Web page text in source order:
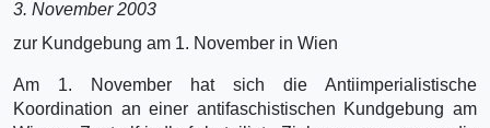
3. November 2003
zur Kundgebung am 1. November in Wien
Am 1. November hat sich die Antiimperialistische
Koordination an einer antifaschistischen Kundgebung am